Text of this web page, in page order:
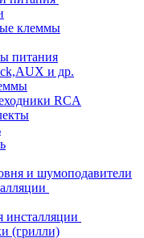
клеммы
питания
и др.
RCA
и шумоподавители
инсталляции
(грилли)